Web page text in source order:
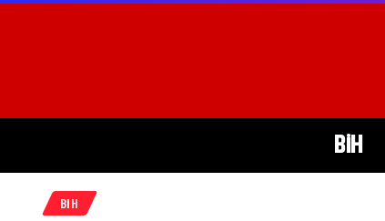
BiH
BIH